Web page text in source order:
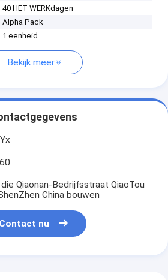
40 HET WERKdagen
Alpha Pack
1 eenheid
Bekijk meer
Qiaonan-Bedrijfsstraat QiaoTou
China bouwen
Contact nu